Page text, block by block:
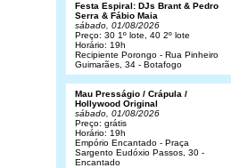
Festa Espiral: DJs Brant & Pedro
Serra & Fábio Maia
sábado, 01/08/2026
Preço: 30 1º lote, 40 2º lote
Horário: 19h
Recipiente Porongo - Rua Pinheiro
Guimarães, 34 - Botafogo
Mau Presságio / Crápula /
Hollywood Original
sábado, 01/08/2026
Preço: grátis
Horário: 19h
Empório Encantado - Praça
Sargento Eudóxio Passos, 30 -
Encantado